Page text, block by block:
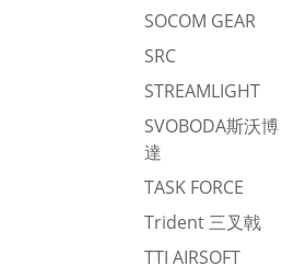
SOCOM GEAR
SRC
STREAMLIGHT
SVOBODA斯沃博
達
TASK FORCE
Trident 三叉戟
TTI AIRSOFT